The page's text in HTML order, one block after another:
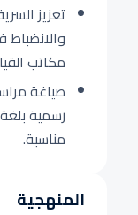
تعزيز
والانضباط
مكاتب
صياغة
رسمية بلغة
مناسبة.
المنهجية